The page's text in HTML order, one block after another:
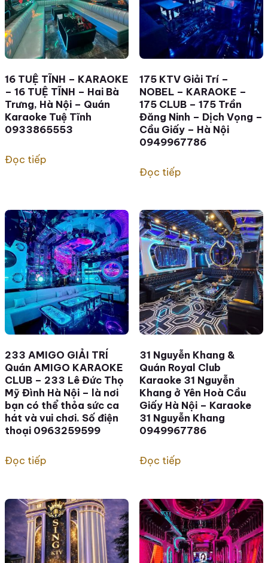
16 TUỆ TĨNH – KARAOKE
– 16 TUỆ TĨNH – Hai Bà
Trưng, Hà Nội – Quán
Karaoke Tuệ Tĩnh
0933865553
Đọc tiếp
175 KTV Giải Trí –
NOBEL – KARAOKE –
175 CLUB – 175 Trần
Đăng Ninh – Dịch Vọng –
Cầu Giấy – Hà Nội
0949967786
Đọc tiếp
233 AMIGO GIẢI TRÍ
Quán AMIGO KARAOKE
CLUB – 233 Lê Đức Thọ
Mỹ Đình Hà Nội – là nơi
bạn có thể thỏa sức ca
hát và vui chơi. Số điện
thoại 0963259599
Đọc tiếp
31 Nguyễn Khang &
Quán Royal Club
Karaoke 31 Nguyễn
Khang ở Yên Hoà Cầu
Giấy Hà Nội – Karaoke
31 Nguyễn Khang
0949967786
Đọc tiếp